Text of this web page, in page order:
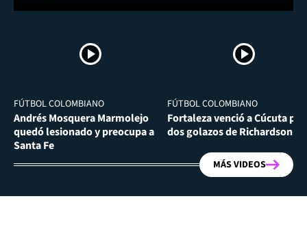
FÚTBOL COLOMBIANO
Andrés Mosquera Marmolejo
quedó lesionado y preocupa a
Santa Fe
FÚTBOL COLOMBIANO
Fortaleza venció a Cúcuta por
dos golazos de Richardson
MÁS VIDEOS